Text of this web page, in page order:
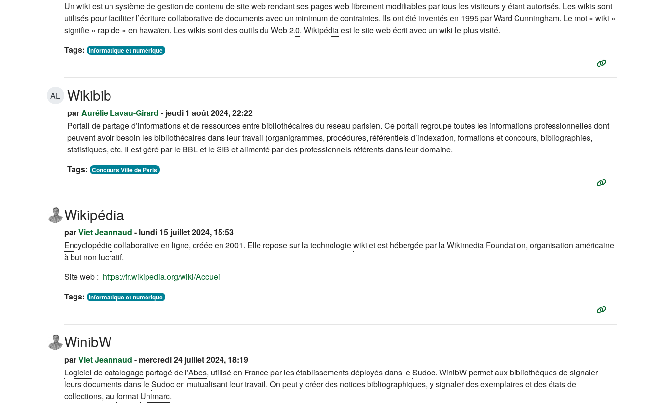
Un wiki est un système de gestion de contenu de site web rendant ses pages web librement modifiables par tous les visiteurs y étant autorisés. Les wikis sont
utilisés pour faciliter l’écriture collaborative de documents avec un minimum de contraintes. Ils ont été inventés en 1995 par Ward Cunningham. Le mot « wiki »
signifie « rapide » en hawaïen. Les wikis sont des outils du Web 2.0. Wikipédiaest le site web écrit avec un wiki le plus visité.
Tags: Informatique et numérique
AL Wikibib
parAurélie Lavau-Girard - jeudi 1 août 2024, 22:22
Portail de partage d’informations et de ressources entrebibliothécaires du réseau parisien. Ceportail regroupe toutes les informations professionnelles dont
peuvent avoir besoin lesbibliothécaires dans leur travail (organigrammes, procédures, référentiels d’indexation, formations et concours, bibliographies,
statistiques, etc. Il est géré par le BBL et le SIB et alimenté par des professionnels référents dans leur domaine.
Tags: Concours Ville de Paris
Wikipédia
parViet Jeannaud - lundi 15 juillet 2024, 15:53
Encyclopédiecollaborative en ligne, créée en 2001. Elle repose sur la technologiewiki et est hébergée par la Wikimedia Foundation, organisation américaine
à but non lucratif.
Site web : https://fr.wikipedia.org/wiki/Accueil(s'ouvre dans un nouvel onglet)
Tags: Informatique et numérique
WinibW
parViet Jeannaud - mercredi 24 juillet 2024, 18:19
Logiciel decatalogagepartagé de l’Abes, utilisé en France par les établissements déployés dans leSudoc. WinibW permet aux bibliothèques de signaler
leurs documents dans leSudocen mutualisant leur travail. On peut y créer des notices bibliographiques, y signaler des exemplaires et des états de
collections, au format Unimarc.